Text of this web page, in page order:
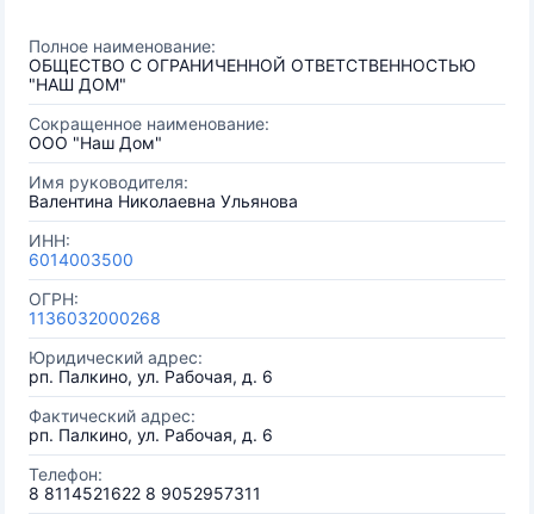
Полное наименование:
ОБЩЕСТВО С ОГРАНИЧЕННОЙ ОТВЕТСТВЕННОСТЬЮ
"НАШ ДОМ"
Сокращенное наименование:
ООО "Наш Дом"
Имя руководителя:
Валентина Николаевна Ульянова
ИНН:
6014003500
ОГРН:
1136032000268
Юридический адрес:
рп. Палкино, ул. Рабочая, д. 6
Фактический адрес:
рп. Палкино, ул. Рабочая, д. 6
Телефон:
8 8114521622 8 9052957311